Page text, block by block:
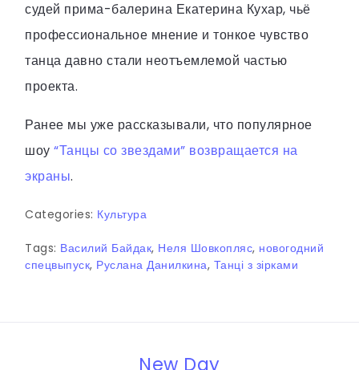
судей прима-балерина Екатерина Кухар, чьё
профессиональное мнение и тонкое чувство
танца давно стали неотъемлемой частью
проекта.
Ранее мы уже рассказывали, что популярное
шоу “Танцы со звездами” возвращается на
экраны.
Categories: Культура
Tags: Василий Байдак, Неля Шовкопляс, новогодний
спецвыпуск, Руслана Данилкина, Танці з зірками
New Day